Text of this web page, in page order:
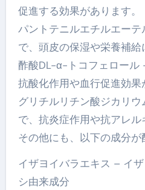
促進する効果があります。
パントテニルエチルエー
で、頭皮の保湿や栄養補給
酢酸DL-α-トコフェロール
抗酸化作用や血行促進効果
グリチルリチン酸ジカリ
で、抗炎症作用や抗アレル
その他にも、以下の成分が
イザヨイバラエキス – イ
シ由来成分